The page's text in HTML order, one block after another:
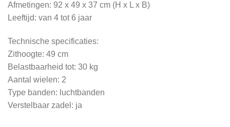
Afmetingen: 92 x 49 x 37 cm (H x L x B)
Leeftijd: van 4 tot 6 jaar
Technische specificaties:
Zithoogte: 49 cm
Belastbaarheid tot: 30 kg
Aantal wielen: 2
Type banden: luchtbanden
Verstelbaar zadel: ja